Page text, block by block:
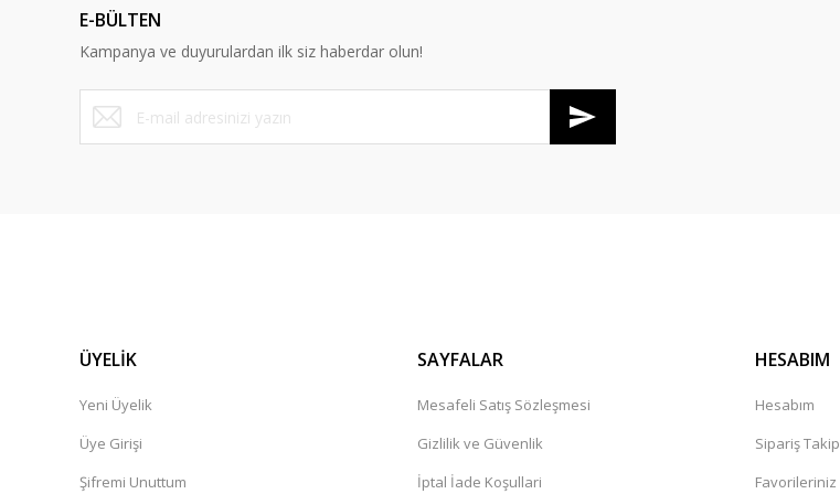
Ürün bilgilerinde hatalar bulunuyor.
Ürün fiyatı diğer sitelerden daha pahalı.
Bu ürüne benzer farklı alternatifler olmalı.
E-BÜLTEN
Kampanya ve duyurulardan ilk siz haberdar olun!
ÜYELİK
Yeni Üyelik
Üye Girişi
Şifremi Unuttum
SAYFALAR
Mesafeli Satış Sözleşmesi
Gizlilik ve Güvenlik
İptal İade Koşullari
HESABIM
Hesabım
Sipariş Takip
Favorileriniz